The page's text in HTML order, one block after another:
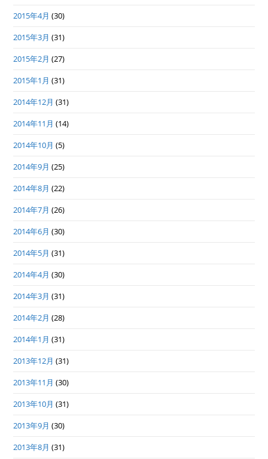
2015年4月 (30)
2015年3月 (31)
2015年2月 (27)
2015年1月 (31)
2014年12月 (31)
2014年11月 (14)
2014年10月 (5)
2014年9月 (25)
2014年8月 (22)
2014年7月 (26)
2014年6月 (30)
2014年5月 (31)
2014年4月 (30)
2014年3月 (31)
2014年2月 (28)
2014年1月 (31)
2013年12月 (31)
2013年11月 (30)
2013年10月 (31)
2013年9月 (30)
2013年8月 (31)